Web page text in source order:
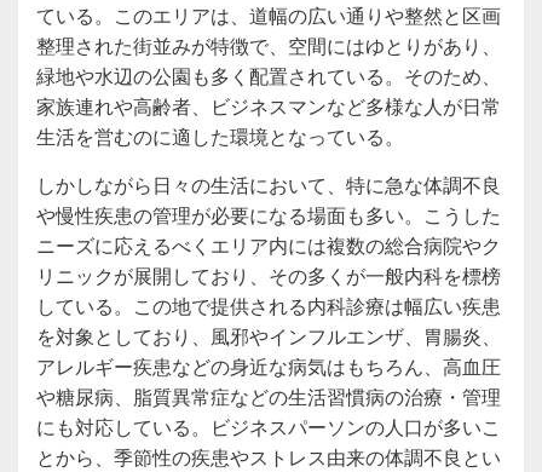
ている。このエリアは、道幅の広い通りや整然と区画
整理された街並みが特徴で、空間にはゆとりがあり、
緑地や水辺の公園も多く配置されている。そのため、
家族連れや高齢者、ビジネスマンなど多様な人が日常
生活を営むのに適した環境となっている。
しかしながら日々の生活において、特に急な体調不良
や慢性疾患の管理が必要になる場面も多い。こうした
ニーズに応えるべくエリア内には複数の総合病院やク
リニックが展開しており、その多くが一般内科を標榜
している。この地で提供される内科診療は幅広い疾患
を対象としており、風邪やインフルエンザ、胃腸炎、
アレルギー疾患などの身近な病気はもちろん、高血圧
や糖尿病、脂質異常症などの生活習慣病の治療・管理
にも対応している。ビジネスパーソンの人口が多いこ
とから、季節性の疾患やストレス由来の体調不良とい